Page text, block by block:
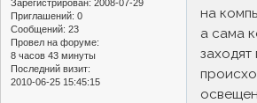
Зарегистрирован: 2008-07-29
Приглашений: 0
Сообщений: 23
Провел на форуме:
8 часов 43 минуты
Последний визит:
2010-06-25 15:45:15
на
а сама